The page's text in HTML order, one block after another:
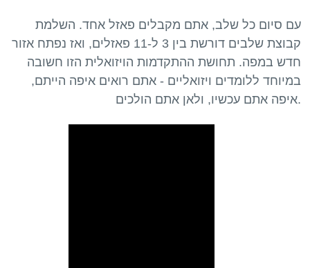
עם סיום כל שלב, אתם מקבלים פאזל אחד. השלמת
קבוצת שלבים דורשת בין 3 ל-11 פאזלים, ואז נפתח אזור
חדש במפה. תחושת ההתקדמות הויזואלית הזו חשובה
במיוחד ללומדים ויזואליים - אתם רואים איפה הייתם,